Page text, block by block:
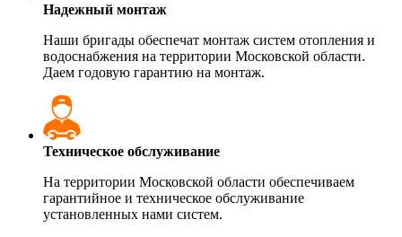
Надежный монтаж
Наши бригады обеспечат монтаж систем отопления и
водоснабжения на территории Московской области.
Даем годовую гарантию на монтаж.
Техническое обслуживание
На территории Московской области обеспечиваем
гарантийное и техническое обслуживание
установленных нами систем.